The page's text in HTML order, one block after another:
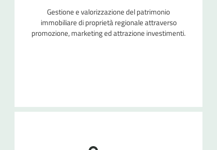
Gestione e valorizzazione del patrimonio
immobiliare di proprietà regionale attraverso
promozione, marketing ed attrazione investimenti.